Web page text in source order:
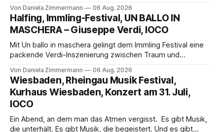
Aufführung mit starken Solisten und den Wiener
Philharmonikern, szenisch bleibt der zweite Akt jedoch
hinter den Erwartungen zurück.
Von Daniela Zimmermann 06 Aug. 2026
Halfing, Immling-Festival, UN BALLO IN
MASCHERA – Giuseppe Verdi, IOCO
Mit Un ballo in maschera gelingt dem Immling Festival eine
packende Verdi-Inszenierung zwischen Traum und
psychologische Tiefe mit starken Bildern, getragen von
einem spielfreudigen Ensemble und einer musikalisch
überzeugenden Gesamtleistung.
Von Daniela Zimmermann 06 Aug. 2026
Wiesbaden, Rheingau Musik Festival,
Kurhaus Wiesbaden, Konzert am 31. Juli,
IOCO
Ein Abend, an dem man das Atmen vergisst. Es gibt Musik,
die unterhält. Es gibt Musik, die begeistert. Und es gibt